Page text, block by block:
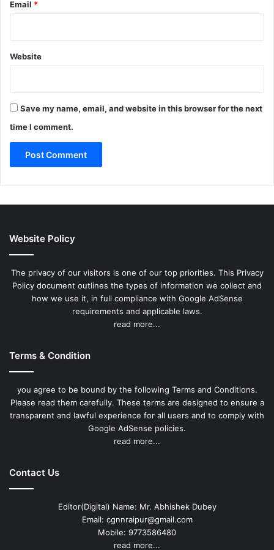
Email *
Website
Save my name, email, and website in this browser for the next
time I comment.
Website Policy
The privacy of our visitors is one of our top priorities. This Privacy
Policy document outlines the types of information we collect and
how we use it, in full compliance with Google AdSense
requirements and applicable laws.
read more...
Terms & Condition
you agree to be bound by the following Terms and Conditions.
Please read them carefully. These terms are designed to ensure a
transparent and lawful experience for all users and to comply with
Google AdSense policies.
read more...
Contact Us
Editor(Digital) Name: Mr. Abhishek Dubey
Email: cgnnraipur@gmail.com
Mobile: 9773586480
read more...